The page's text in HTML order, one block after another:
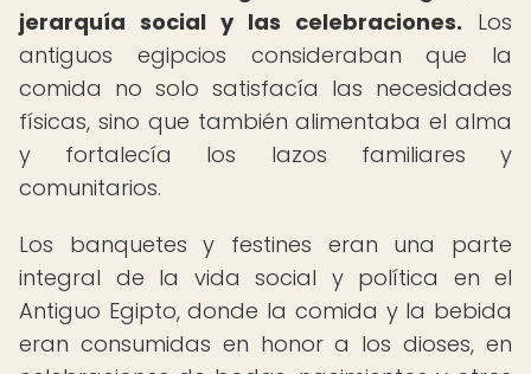
jerarquía social y las celebraciones. Los
antiguos egipcios consideraban que la
comida no solo satisfacía las necesidades
físicas, sino que también alimentaba el alma
y fortalecía los lazos familiares y
comunitarios.
Los banquetes y festines eran una parte
integral de la vida social y política en el
Antiguo Egipto, donde la comida y la bebida
eran consumidas en honor a los dioses, en